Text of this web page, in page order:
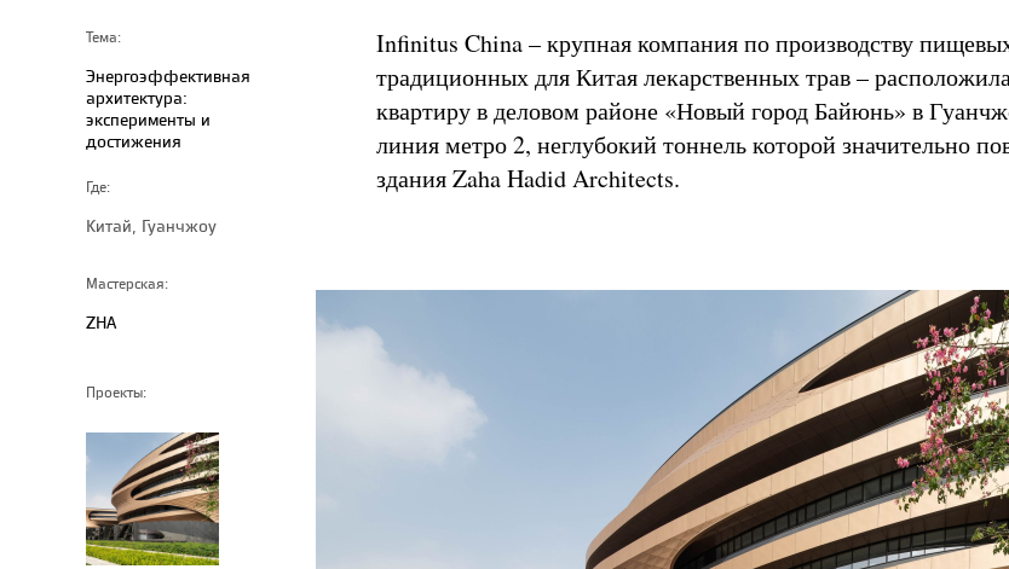
Тема:
Энергоэффективная
архитектура:
эксперименты и
достижения
Где:
Китай, Гуанчжоу
Мастерская:
ZHA
Проекты:
Infinitus China – крупная компания по производству
традиционных для Китая лекарственных трав –
квартиру в деловом районе «Новый город Байюнь» в
линия метро 2, неглубокий тоннель которой значительно
здания Zaha Hadid Architects.